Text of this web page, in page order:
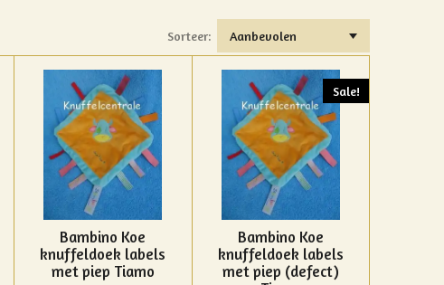
Sorteer:
Bambino Koe
knuffeldoek labels
met piep Tiamo
Sale!
Bambino Koe
knuffeldoek labels
met piep (defect)